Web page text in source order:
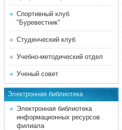
Спортивный клуб
"Буревестник"
Студенческий клуб
Учебно-методический отдел
Ученый совет
Электронная библиотека
Электронная библиотека
информационных ресурсов
филиала